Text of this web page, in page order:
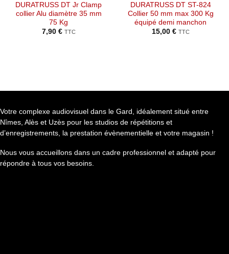
DURATRUSS DT Jr Clamp
collier Alu diamètre 35 mm
75 Kg
7,90 € TTC
DURATRUSS DT ST-824
Collier 50 mm max 300 Kg
équipé demi manchon
15,00 € TTC
Votre complexe audiovisuel dans le Gard, idéalement situé entre
Nîmes, Alès et Uzès pour les studios de répétitions et
d’enregistrements, la prestation évènementielle et votre magasin !
Nous vous accueillons dans un cadre professionnel et adapté pour
répondre à tous vos besoins.